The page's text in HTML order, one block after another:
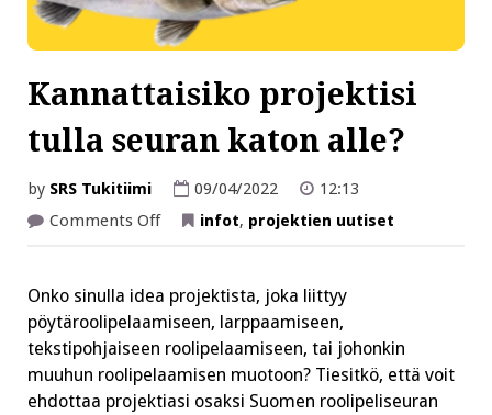
Kannattaisiko projektisi
tulla seuran katon alle?
by SRS Tukitiimi 09/04/2022
12:13
Comments Offon
Kannattaisiko
katon
alle?
infot, projektien uutiset
Onko sinulla idea projektista, joka liittyy
pöytäroolipelaamiseen, larppaamiseen,
tekstipohjaiseen roolipelaamiseen, tai johonkin
muuhun roolipelaamisen muotoon? Tiesitkö, että voit
ehdottaa projektiasi osaksi Suomen roolipeliseuran